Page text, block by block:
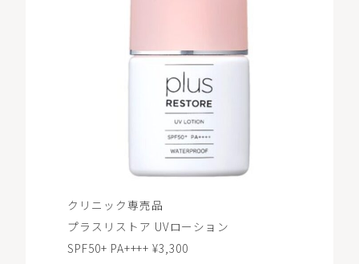
クリニック専売品
プラスリストア UVローション
SPF50+ PA++++ ¥3,300